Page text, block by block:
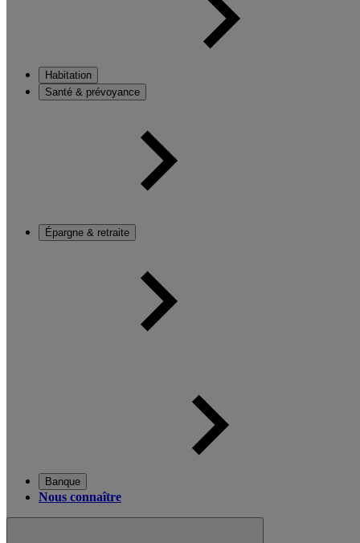
Habitation
Santé & prévoyance
Épargne & retraite
Banque
Nous connaître